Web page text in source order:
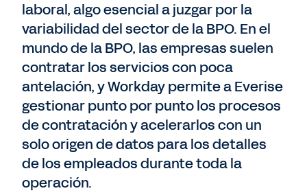
laboral, algo esencial a juzgar por la
variabilidad del sector de la BPO. En el
mundo de la BPO, las empresas suelen
contratar los servicios con poca
antelación, y Workday permite a Everise
gestionar punto por punto los procesos
de contratación y acelerarlos con un
solo origen de datos para los detalles
de los empleados durante toda la
operación.